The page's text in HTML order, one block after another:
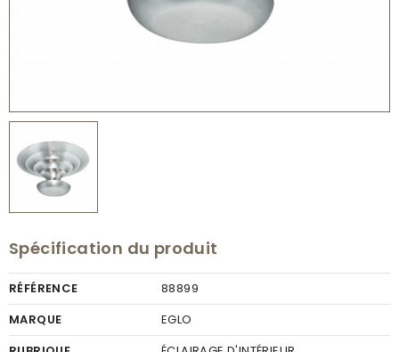
Spécification du produit
RÉFÉRENCE
88899
MARQUE
EGLO